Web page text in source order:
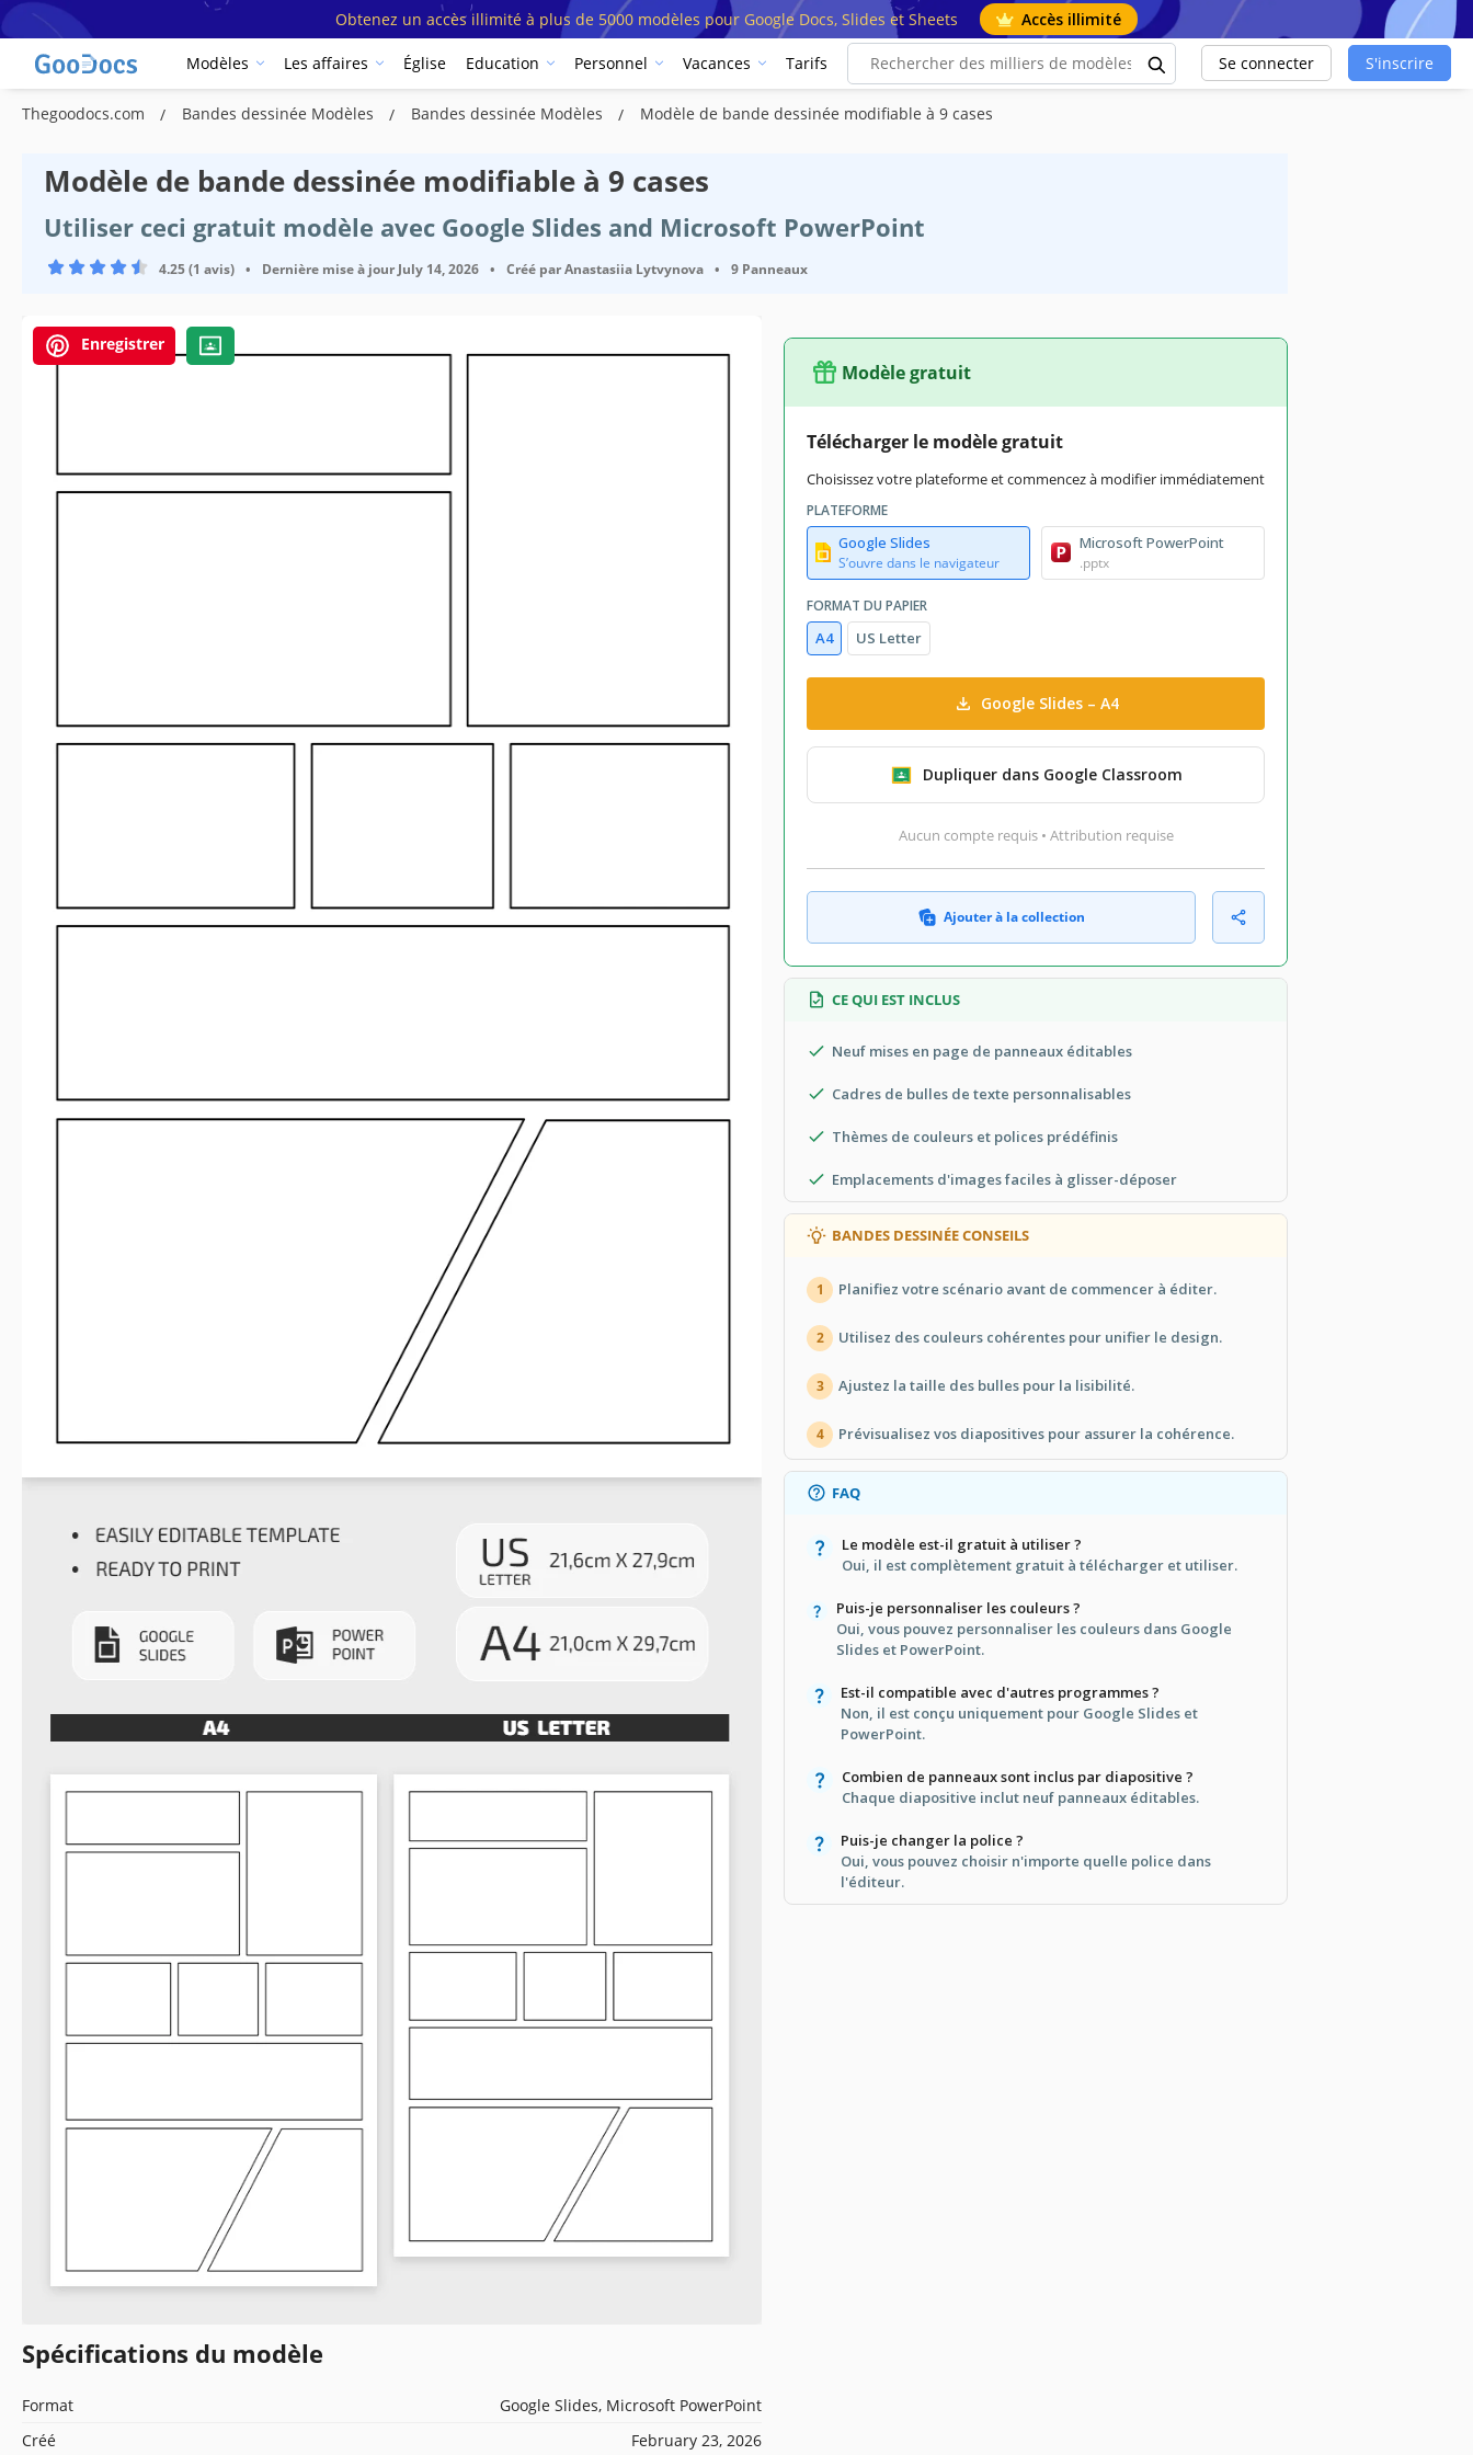
Obtenez un accès illimité à plus de 5000 modèles pour Google Docs, Slides et Sheets Accès illimité
Modèles Les affaires Église Education Personnel Vacances Tarifs Se connecter S'inscrire
Thegoodocs.com Bandes dessinée Modèles Bandes dessinée Modèles Modèle de bande dessinée modifiable à 9 cases
Modèle de bande dessinée modifiable à 9 cases
Utiliser ceci gratuit modèle avec Google Slides and Microsoft PowerPoint
4.25 (1 avis) • Dernière mise à jour July 14, 2026 • Créé parAnastasiia Lytvynova • 9 Panneaux
Enregistrer
Spécifications du modèle
Format
Google Slides, Microsoft PowerPoint
Créé
February 23, 2026
Modèle gratuit
Télécharger le modèle gratuit
Choisissez votre plateforme et commencez à modifier immédiatement
PLATEFORME
Google Slides
S’ouvre dans le navigateur
Microsoft PowerPoint
.pptx
FORMAT DU PAPIER
A4 US Letter
Google Slides – A4
Dupliquer dans Google Classroom
Aucun compte requis • Attribution requise
Ajouter à la collection
CE QUI EST INCLUS
Neuf mises en page de panneaux éditables
Cadres de bulles de texte personnalisables
Thèmes de couleurs et polices prédéfinis
Emplacements d'images faciles à glisser-déposer
BANDES DESSINÉE CONSEILS
1 Planifiez votre scénario avant de commencer à éditer.
2 Utilisez des couleurs cohérentes pour unifier le design.
3 Ajustez la taille des bulles pour la lisibilité.
4 Prévisualisez vos diapositives pour assurer la cohérence.
FAQ
Le modèle est-il gratuit à utiliser ?
Oui, il est complètement gratuit à télécharger et utiliser.
Puis-je personnaliser les couleurs ?
Oui, vous pouvez personnaliser les couleurs dans Google
Slides et PowerPoint.
Est-il compatible avec d'autres programmes ?
Non, il est conçu uniquement pour Google Slides et
PowerPoint.
Combien de panneaux sont inclus par diapositive ?
Chaque diapositive inclut neuf panneaux éditables.
Puis-je changer la police ?
Oui, vous pouvez choisir n'importe quelle police dans
l'éditeur.